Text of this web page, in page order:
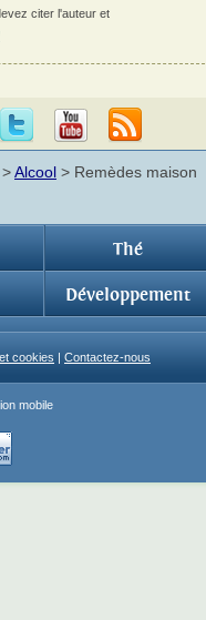
citer l'auteur et
>Alcool > Remèdes maison
Thé
Développement
cookies Contactez-nous
mobile